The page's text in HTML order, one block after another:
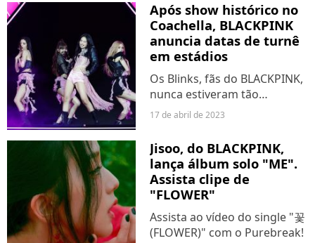
assinarem contratos
prometendo não namorar.
Não sabemos se é o caso da
Rosé do BLACKPINK,...
Após show histórico no
Coachella, BLACKPINK
anuncia datas de turnê
em estádios
Os Blinks, fãs do BLACKPINK,
nunca estiveram tão
orgulhosos das meninas
do lançamento do solo de
Jisoo, com "Flower", o grupo
foi simplesmente o
headliner...
17 de abril de 2023
Jisoo, do BLACKPINK,
lança álbum solo "ME".
Assista clipe de
"FLOWER"
Assista ao vídeo do single "꽃
(FLOWER)" com o Purebreak!